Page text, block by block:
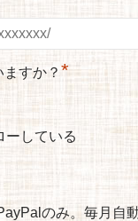
すか？ *
ーしている
のみ。毎月自